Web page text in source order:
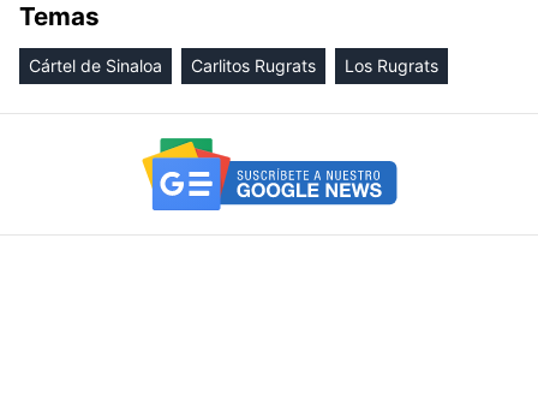
Temas
Cártel de Sinaloa Carlitos Rugrats Los Rugrats